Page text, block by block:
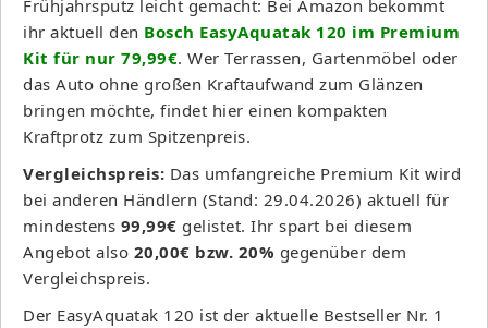
Frühjahrsputz leicht gemacht: Bei Amazon bekommt
ihr aktuell den Bosch EasyAquatak 120 im Premium
Kit für nur 79,99€. Wer Terrassen, Gartenmöbel oder
das Auto ohne großen Kraftaufwand zum Glänzen
bringen möchte, findet hier einen kompakten
Kraftprotz zum Spitzenpreis.
Vergleichspreis: Das umfangreiche Premium Kit wird
bei anderen Händlern (Stand: 29.04.2026) aktuell für
mindestens 99,99€ gelistet. Ihr spart bei diesem
Angebot also 20,00€ bzw. 20% gegenüber dem
Vergleichspreis.
Der EasyAquatak 120 ist der aktuelle Bestseller Nr. 1